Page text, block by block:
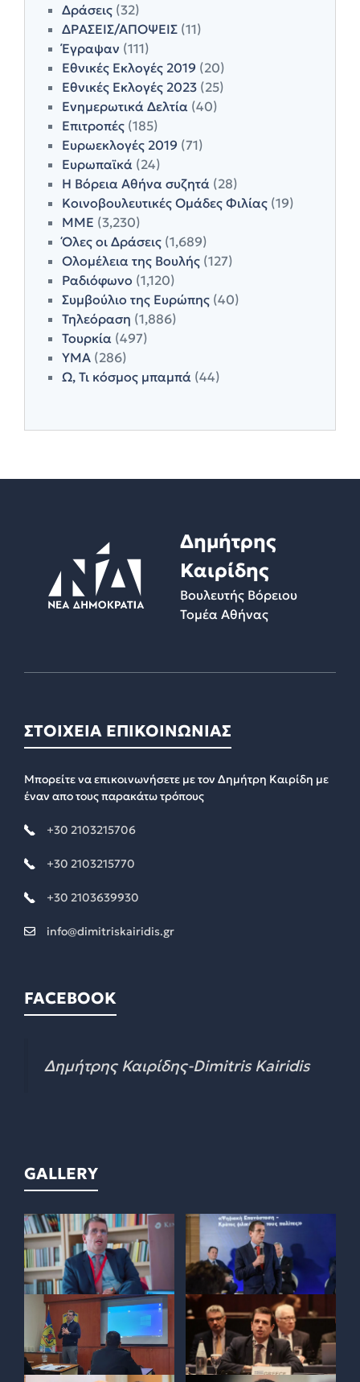
Δράσεις (32)
ΔΡΑΣΕΙΣ/ΑΠΟΨΕΙΣ (11)
Έγραψαν (111)
Εθνικές Εκλογές 2019 (20)
Εθνικές Εκλογές 2023 (25)
Ενημερωτικά Δελτία (40)
Επιτροπές (185)
Ευρωεκλογές 2019 (71)
Ευρωπαϊκά (24)
Η Βόρεια Αθήνα συζητά (28)
Κοινοβουλευτικές Ομάδες Φιλίας (19)
ΜΜΕ (3,230)
Όλες οι Δράσεις (1,689)
Ολομέλεια της Βουλής (127)
Ραδιόφωνο (1,120)
Συμβούλιο της Ευρώπης (40)
Τηλεόραση (1,886)
Τουρκία (497)
ΥΜΑ (286)
Ω, Τι κόσμος μπαμπά (44)
Δημήτρης
Καιρίδης
Βουλευτής Βόρειου
Τομέα Αθήνας
ΣΤΟΙΧΕΙΑ ΕΠΙΚΟΙΝΩΝΙΑΣ
Μπορείτε να επικοινωνήσετε με τον Δημήτρη Καιρίδη με
έναν απο τους παρακάτω τρόπους
+30 2103215706
+30 2103215770
+30 2103639930
info@dimitriskairidis.gr
FACEBOOK
Δημήτρης Καιρίδης-Dimitris Kairidis
GALLERY